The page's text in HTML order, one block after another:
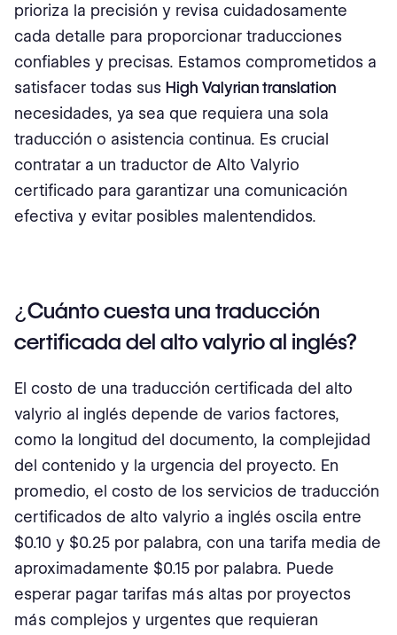
prioriza la precisión y revisa cuidadosamente
cada detalle para proporcionar traducciones
confiables y precisas. Estamos comprometidos a
satisfacer todas sus High Valyrian translation
necesidades, ya sea que requiera una sola
traducción o asistencia continua. Es crucial
contratar a un traductor de Alto Valyrio
certificado para garantizar una comunicación
efectiva y evitar posibles malentendidos.
¿Cuánto cuesta una traducción
certificada del alto valyrio al inglés?
El costo de una traducción certificada del alto
valyrio al inglés depende de varios factores,
como la longitud del documento, la complejidad
del contenido y la urgencia del proyecto. En
promedio, el costo de los servicios de traducción
certificados de alto valyrio a inglés oscila entre
$0.10 y $0.25 por palabra, con una tarifa media de
aproximadamente $0.15 por palabra. Puede
esperar pagar tarifas más altas por proyectos
más complejos y urgentes que requieran